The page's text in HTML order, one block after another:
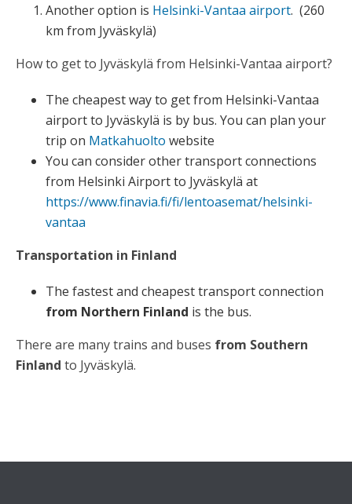
Another option is Helsinki-Vantaa airport. (260
km from Jyväskylä)
How to get to Jyväskylä from Helsinki-Vantaa airport?
The cheapest way to get from Helsinki-Vantaa
airport to Jyväskylä is by bus. You can plan your
trip on Matkahuolto website
You can consider other transport connections
from Helsinki Airport to Jyväskylä at
https://www.finavia.fi/fi/lentoasemat/helsinki-
vantaa
Transportation in Finland
The fastest and cheapest transport connection
from Northern Finland is the bus.
There are many trains and buses from Southern
Finland to Jyväskylä.